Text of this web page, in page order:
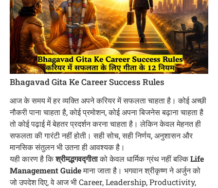
Bhagavad Gita Ke Career Success Rules
आज के समय में हर व्यक्ति अपने करियर में सफलता चाहता है। कोई अच्छी
नौकरी पाना चाहता है, कोई प्रमोशन, कोई अपना बिजनेस बढ़ाना चाहता है
तो कोई पढ़ाई में बेहतर प्रदर्शन करना चाहता है। लेकिन केवल मेहनत ही
सफलता की गारंटी नहीं होती। सही सोच, सही निर्णय, अनुशासन और
मानसिक संतुलन भी उतना ही आवश्यक है।
यही कारण है किश्रीमद्भगवद्गीताको केवल धार्मिक ग्रंथ नहीं बल्किLife
Management Guideमाना जाता है। भगवान श्रीकृष्ण ने अर्जुन को
जो उपदेश दिए, वे आज भी Career, Leadership, Productivity,